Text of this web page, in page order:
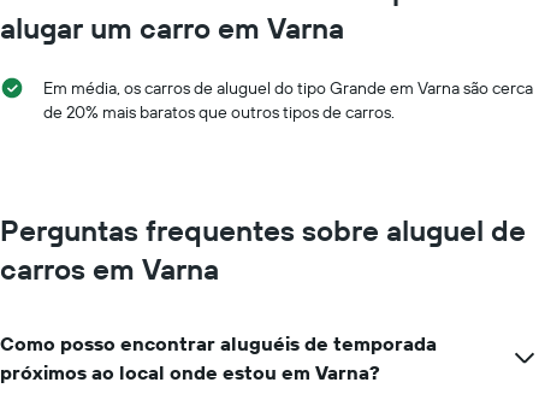
alugar um carro em Varna
Em média, os carros de aluguel do tipo Grande em Varna são cerca
de 20% mais baratos que outros tipos de carros.
Perguntas frequentes sobre aluguel de
carros em Varna
Como posso encontrar aluguéis de temporada
próximos ao local onde estou em Varna?